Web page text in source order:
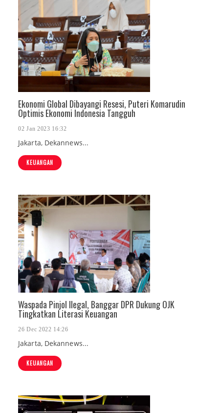
Ekonomi Global Dibayangi Resesi, Puteri Komarudin
Optimis Ekonomi Indonesia Tangguh
02 Jan 2023 16:32
Jakarta, Dekannews...
KEUANGAN
Waspada Pinjol Ilegal, Banggar DPR Dukung OJK
Tingkatkan Literasi Keuangan
26 Dec 2022 14:26
Jakarta, Dekannews...
KEUANGAN